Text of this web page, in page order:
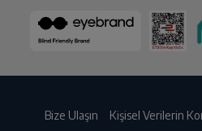
Bize Ulaşın Kişisel Verilerin